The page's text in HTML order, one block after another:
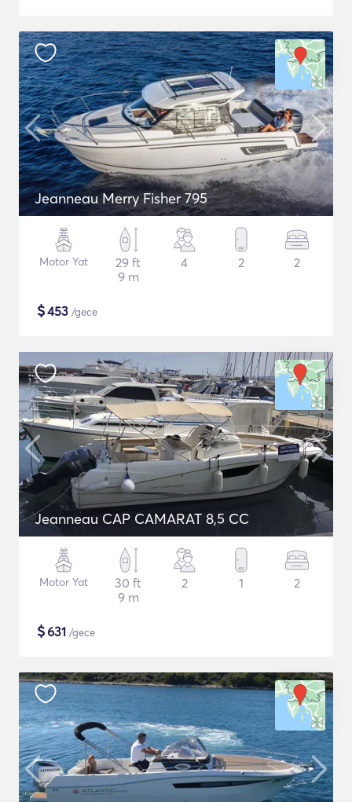
Jeanneau Merry Fisher 795
Motor Yat
29 ft
9 m
4 2 2
$453 /gece
Jeanneau CAP CAMARAT 8,5 CC
Motor Yat
30 ft
9 m
2 1 2
$631 /gece